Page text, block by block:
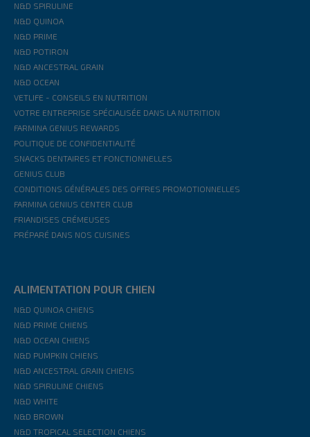
N&D SPIRULINE
N&D QUINOA
N&D PRIME
N&D POTIRON
N&D ANCESTRAL GRAIN
N&D OCEAN
VETLIFE - CONSEILS EN NUTRITION
VOTRE ENTREPRISE SPÉCIALISÉE DANS LA NUTRITION
FARMINA GENIUS REWARDS
POLITIQUE DE CONFIDENTIALITÉ
SNACKS DENTAIRES ET FONCTIONNELLES
GENIUS CLUB
CONDITIONS GÉNÉRALES DES OFFRES PROMOTIONNELLES
FARMINA GENIUS CENTER CLUB
FRIANDISES CRÉMEUSES
PRÉPARÉ DANS NOS CUISINES
ALIMENTATION POUR CHIEN
N&D QUINOA CHIENS
N&D PRIME CHIENS
N&D OCEAN CHIENS
N&D PUMPKIN CHIENS
N&D ANCESTRAL GRAIN CHIENS
N&D SPIRULINE CHIENS
N&D WHITE
N&D BROWN
N&D TROPICAL SELECTION CHIENS